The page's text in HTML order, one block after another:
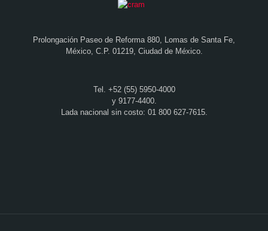
Prolongación Paseo de Reforma 880, Lomas de Santa Fe,
México, C.P. 01219, Ciudad de México.
Tel. +52 (55) 5950-4000
y 9177-4400.
Lada nacional sin costo: 01 800 627-7615.